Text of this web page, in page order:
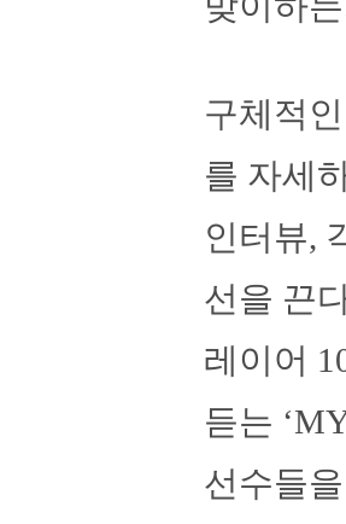
구체적
를 자세
인터뷰,
선을 끈
레이어
듣는
선수들